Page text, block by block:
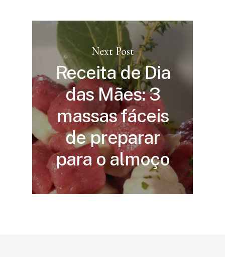
Next Post
Receita de Dia
das Mães: 3
massas fáceis
de preparar
para o almoço